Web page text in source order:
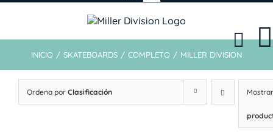
INICIO / SKATEBOARDS / COMPLETO / MILLER DIVISION
Ordena por Clasificación